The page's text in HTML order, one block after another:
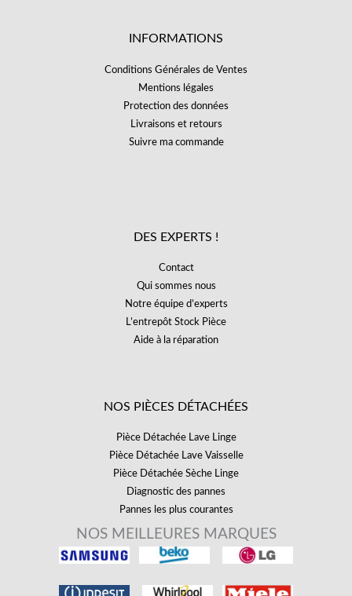
INFORMATIONS
Conditions Générales de Ventes
Mentions légales
Protection des données
Livraisons et retours
Suivre ma commande
DES EXPERTS !
Contact
Qui sommes nous
Notre équipe d’experts
L’entrepôt Stock Pièce
Aide à la réparation
NOS PIÈCES DÉTACHÉES
Pièce Détachée Lave Linge
Pièce Détachée Lave Vaisselle
Pièce Détachée Sèche Linge
Diagnostic des pannes
Pannes les plus courantes
NOS MEILLEURES MARQUES